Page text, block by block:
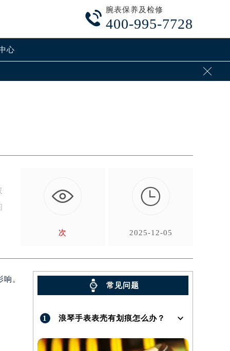
 腕表保养及检修
400-995-7728
心

次

2025-12-05
。
常见问题
1 浪琴手表表壳有划痕怎么办？